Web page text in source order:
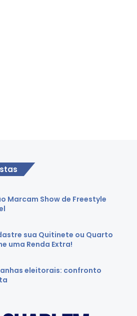
Marcam Show de Freestyle
sua Quitinete ou Quarto
uma Renda Extra!
eleitorais: confronto